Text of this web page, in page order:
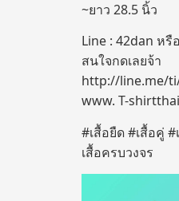
~ยาว 28.5 นิ้ว
Line : 42dan หรื
สนใจกดเลยจ้า
http://line.me/
www. T-
#เสื้อยืด #เสื้อคู่
เสื้อครบวงจร